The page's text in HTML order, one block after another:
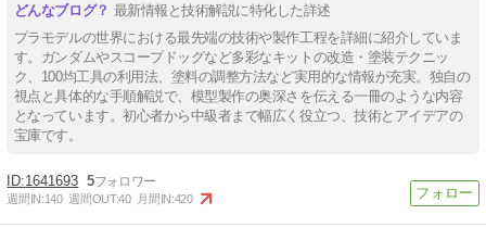
最新情報と技術解説に特化した詳述
プラモデルの世界における最先端の技術や製作工程を詳細に紹介していま
す。ガンダムやスコープドッグなど多彩なキットの改造・塗装テクニッ
ク、100均工具の利用法、塗料の調整方法など実用的な情報が充実。独自の
視点と具体的な手順解説で、模型製作の奥深さを伝える一冊のような内容
となっています。初心者から中級者まで幅広く役立つ、技術とアイデアの
宝庫です。
1641693 5
週間IN:140 週間OUT:40 月間IN:420